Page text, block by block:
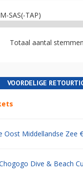
SAS(-TAP)
Totaal aantal
VOORDELIGE
Oost Middellandse Zee
Dive & Beach